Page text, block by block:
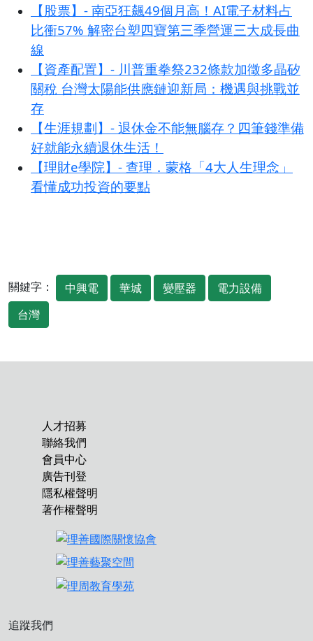
【股票】- 南亞狂飆49個月高！AI電子材料占
比衝57% 解密台塑四寶第三季營運三大成長曲
線
【資產配置】- 川普重拳祭232條款加徵多晶矽
關稅 台灣太陽能供應鏈迎新局：機遇與挑戰並
存
【生涯規劃】- 退休金不能無腦存？四筆錢準備
好就能永續退休生活！
【理財e學院】- 查理．蒙格「4大人生理念」
看懂成功投資的要點
關鍵字： 中興電 華城 變壓器
電力設備
台灣
人才招募
聯絡我們
會員中心
廣告刊登
隱私權聲明
著作權聲明
追蹤我們